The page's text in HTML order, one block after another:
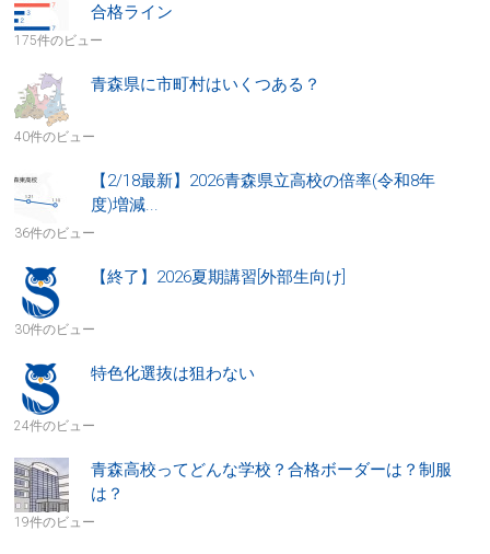
合格ライン
175件のビュー
青森県に市町村はいくつある？
40件のビュー
【2/18最新】2026青森県立高校の倍率(令和8年
度)増減...
36件のビュー
【終了】2026夏期講習[外部生向け]
30件のビュー
特色化選抜は狙わない
24件のビュー
青森高校ってどんな学校？合格ボーダーは？制服
は？
19件のビュー